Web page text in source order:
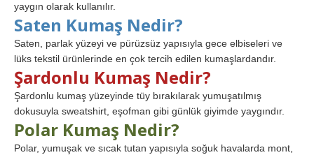
yaygın olarak kullanılır.
Saten Kumaş Nedir?
Saten, parlak yüzeyi ve pürüzsüz yapısıyla gece elbiseleri ve
lüks tekstil ürünlerinde en çok tercih edilen kumaşlardandır.
Şardonlu Kumaş Nedir?
Şardonlu kumaş yüzeyinde tüy bırakılarak yumuşatılmış
dokusuyla sweatshirt, eşofman gibi günlük giyimde yaygındır.
Polar Kumaş Nedir?
Polar, yumuşak ve sıcak tutan yapısıyla soğuk havalarda mont,